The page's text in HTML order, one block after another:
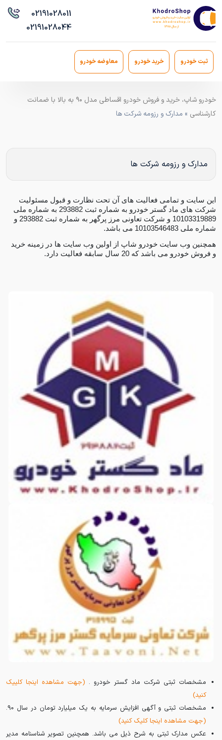
02191028011
02191028044
ثبت خودرو خرید خودرو معاوضه خودرو
خودرو شاپ، خرید و فروش خودرو اقساطی مدل ۹۰ به بالا با ضمانت
کارشناسی » مدارک و رزومه شرکت ها
مدارک و رزومه شرکت ها
این سایت و تمامی فعالیت های آن تحت نظارت و قبول مسئولیت
شرکت های ماد گستر خودرو به شماره ثبت 293882 به شماره ملی
10103319889 و شرکت تعاونی مرز پرگهر به شماره ثبت 293882 و
شماره ملی 10103546483 می باشد.
همچنین وب سایت خودرو شاپ از اولین وب سایت ها در زمینه خرید
و فروش خودرو می باشد که 20 سال سابقه فعالیت دارد.
مشخصات ثبتی شرکت ماد گستر خودرو . (جهت مشاهده اینجا کلییک
کنید)
مشخصات ثبتی و آگهی افزایش سرمایه به یک میلیارد تومان در سال 90.
(جهت مشاهده اینجا کلیک کنید)
عکس مدارک ثبتی به شرح ذیل می باشد. همچنین تصویر شناسنامه مدیر